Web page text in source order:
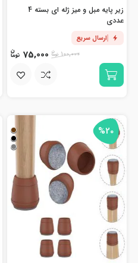
زیر پایه مبل و میز ژله ای بسته 4
عددی
ارسال سریع
100,000
75,000
%20